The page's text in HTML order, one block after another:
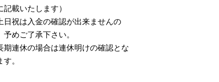
記載いたします）
日祝は入金の確認が出来ませんの
予めご了承下さい。
連休の場合は連休明けの確認とな
す。